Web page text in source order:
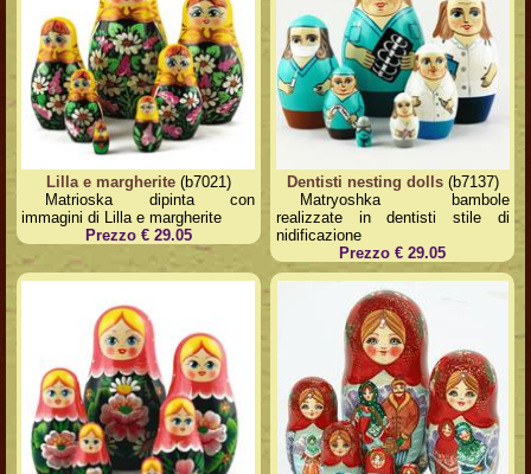
Lilla e margherite(b7021)
Matrioska dipinta con
immagini di Lilla e margherite
Prezzo € 29.05
Dentisti nesting dolls(b7137)
Matryoshka bambole
realizzate in dentisti stile di
nidificazione
Prezzo € 29.05